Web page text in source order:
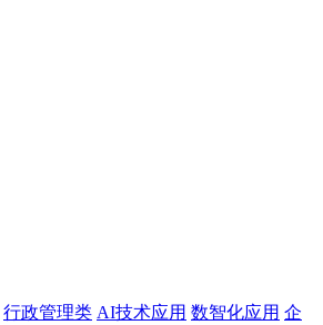
行政管理类 AI技术应用 数智化应用 企